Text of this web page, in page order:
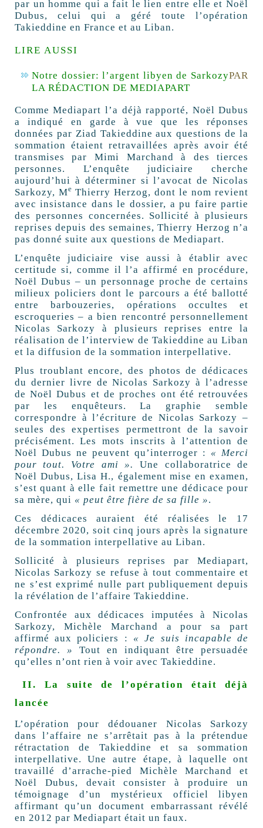
par un homme qui a fait le lien entre elle et Noël
Dubus, celui qui a géré toute l’opération
Takieddine en France et au Liban.
LIRE AUSSI
Notre dossier: l’argent libyen de SarkozyPAR
LA RÉDACTION DE MEDIAPART
Comme Mediapart l’a déjà rapporté, Noël Dubus
a indiqué en garde à vue que les réponses
données par Ziad Takieddine aux questions de la
sommation étaient retravaillées après avoir été
transmises par Mimi Marchand à des tierces
personnes. L’enquête judiciaire cherche
aujourd’hui à déterminer si l’avocat de Nicolas
Sarkozy, Me Thierry Herzog, dont le nom revient
avec insistance dans le dossier, a pu faire partie
des personnes concernées. Sollicité à plusieurs
reprises depuis des semaines, Thierry Herzog n’a
pas donné suite aux questions de Mediapart.
L’enquête judiciaire vise aussi à établir avec
certitude si, comme il l’a affirmé en procédure,
Noël Dubus – un personnage proche de certains
milieux policiers dont le parcours a été ballotté
entre barbouzeries, opérations occultes et
escroqueries – a bien rencontré personnellement
Nicolas Sarkozy à plusieurs reprises entre la
réalisation de l’interview de Takieddine au Liban
et la diffusion de la sommation interpellative.
Plus troublant encore, des photos de dédicaces
du dernier livre de Nicolas Sarkozy à l’adresse
de Noël Dubus et de proches ont été retrouvées
par les enquêteurs. La graphie semble
correspondre à l’écriture de Nicolas Sarkozy –
seules des expertises permettront de la savoir
précisément. Les mots inscrits à l’attention de
Noël Dubus ne peuvent qu’interroger : « Merci
pour tout. Votre ami ».
Une collaboratrice de
Noël Dubus, Lisa H., également mise en examen,
s’est quant à elle fait remettre une dédicace pour
sa mère, qui « peut être fière de sa fille ».
Ces dédicaces auraient été réalisées le 17
décembre 2020, soit cinq jours après la signature
de la sommation interpellative au Liban.
Sollicité à plusieurs reprises par Mediapart,
Nicolas Sarkozy se refuse à tout commentaire et
ne s’est exprimé nulle part publiquement depuis
la révélation de l’affaire Takieddine.
Confrontée aux dédicaces imputées à Nicolas
Sarkozy, Michèle Marchand a pour sa part
affirmé aux policiers : « Je suis incapable de
répondre. »
Tout en indiquant être persuadée
qu’elles n’ont rien à voir avec Takieddine.
II.La suite de l’opération était déjà
lancée
L’opération pour dédouaner Nicolas Sarkozy
dans l’affaire ne s’arrêtait pas à la prétendue
rétractation de Takieddine et sa sommation
interpellative. Une autre étape, à laquelle ont
travaillé d’arrache-pied Michèle Marchand et
Noël Dubus, devait consister à produire un
témoignage d’un mystérieux officiel libyen
affirmant qu’un document embarrassant révélé
en 2012 par Mediapart était un faux.